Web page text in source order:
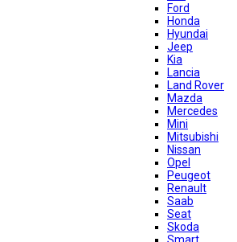
Ford
Honda
Hyundai
Jeep
Kia
Lancia
Land Rover
Mazda
Mercedes
Mini
Mitsubishi
Nissan
Opel
Peugeot
Renault
Saab
Seat
Skoda